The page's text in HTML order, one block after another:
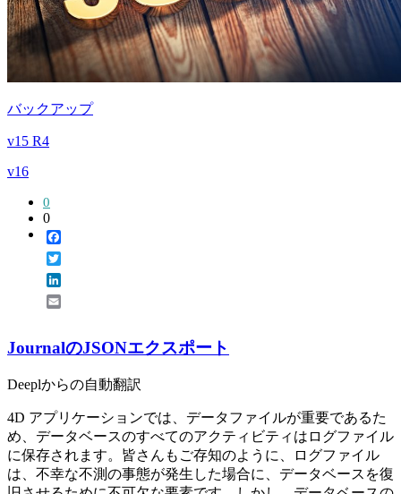
バックアップ
v15 R4
v16
0
0
JournalのJSONエクスポート
Deeplからの自動翻訳
4D アプリケーションでは、データファイルが重要であるた
め、データベースのすべてのアクティビティはログファイル
に保存されます。皆さんもご存知のように、ログファイル
は、不幸な不測の事態が発生した場合に、データベースを復